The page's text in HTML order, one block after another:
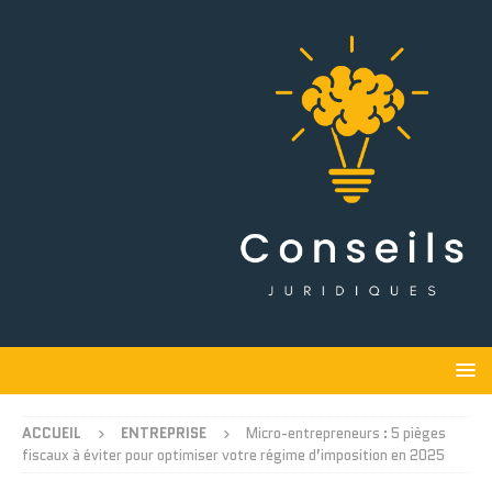
ACCUEIL ENTREPRISE
Micro-entrepreneurs : 5 pièges
fiscaux à éviter pour optimiser votre régime d’imposition en 2025